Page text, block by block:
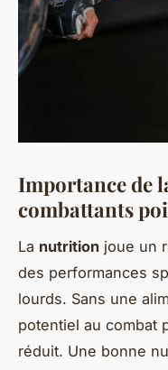
Importance de
combattants
La nutrition joue un
des performances
lourds. Sans une
potentiel au combat
réduit. Une bonne